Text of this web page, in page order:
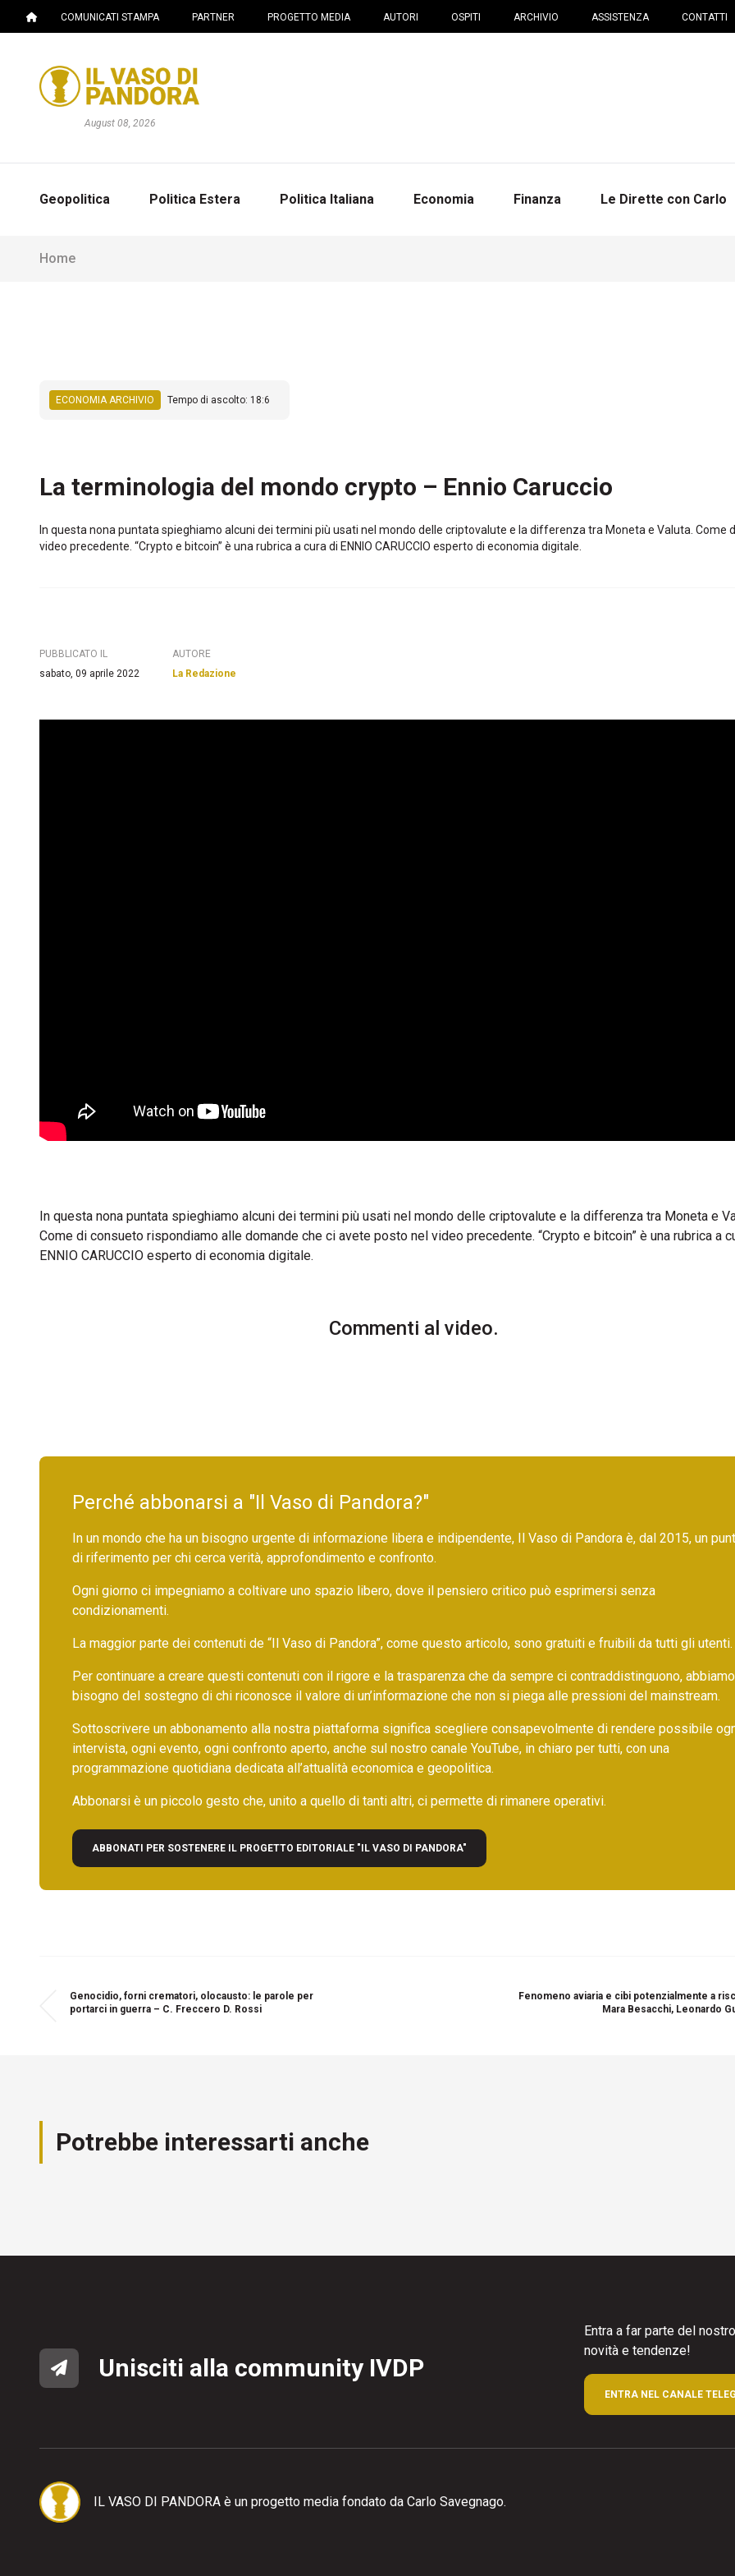
COMUNICATI STAMPA PARTNER PROGETTO MEDIA AUTORI OSPITI ARCHIVIO ASSISTENZA CONTATTI
August 08, 2026
Geopolitica Politica Estera Politica Italiana Economia Finanza Le Dirette con Carlo
Home
ECONOMIA ARCHIVIO Tempo di ascolto: 18:6
La terminologia del mondo crypto – Ennio Caruccio
In questa nona puntata spieghiamo alcuni dei termini più usati nel mondo delle criptovalute e la differenza tra Moneta e Valuta.
video precedente. “Crypto e bitcoin” è una rubrica a cura di ENNIO CARUCCIO esperto di economia digitale.
PUBBLICATO IL
sabato, 09 aprile 2022
AUTORE
La Redazione
In questa nona puntata spieghiamo alcuni dei termini più usati nel mondo delle criptovalute e la differenza tra Moneta e
Come di consueto rispondiamo alle domande che ci avete posto nel video precedente. “Crypto e bitcoin” è una rubrica a
ENNIO CARUCCIO esperto di economia digitale.
Commenti al video.
Perché abbonarsi a "Il Vaso di Pandora?"
In un mondo che ha un bisogno urgente di informazione libera e indipendente, Il Vaso di Pandora è, dal 2015, un
di riferimento per chi cerca verità, approfondimento e confronto.
Ogni giorno ci impegniamo a coltivare uno spazio libero, dove il pensiero critico può esprimersi senza
condizionamenti.
La maggior parte dei contenuti de “Il Vaso di Pandora”, come questo articolo, sono gratuiti e fruibili da tutti gli utenti.
Per continuare a creare questi contenuti con il rigore e la trasparenza che da sempre ci contraddistinguono, abbiamo
bisogno del sostegno di chi riconosce il valore di un’informazione che non si piega alle pressioni del mainstream.
Sottoscrivere un abbonamento alla nostra piattaforma significa scegliere consapevolmente di rendere possibile
intervista, ogni evento, ogni confronto aperto, anche sul nostro canale YouTube, in chiaro per tutti, con una
programmazione quotidiana dedicata all’attualità economica e geopolitica.
Abbonarsi è un piccolo gesto che, unito a quello di tanti altri, ci permette di rimanere operativi.
ABBONATI PER SOSTENERE IL PROGETTO EDITORIALE "IL VASO DI PANDORA"
Genocidio, forni crematori, olocausto: le parole per
portarci in guerra – C. Freccero D. Rossi
Fenomeno aviaria e cibi potenzialmente a
Mara Besacchi, Leonardo
Potrebbe interessarti anche
Unisciti alla community IVDP
Entra a far parte del
novità e tendenze!
ENTRA NEL CANALE
IL VASO DI PANDORA è un progetto media fondato da Carlo Savegnago.